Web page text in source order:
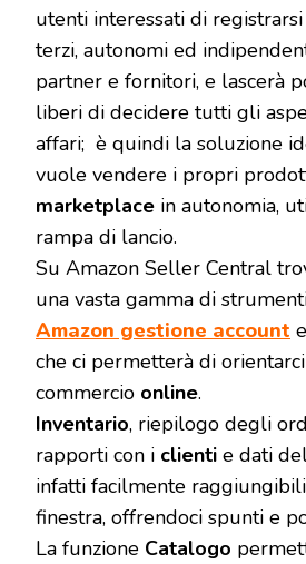
utenti interessati di
terzi, autonomi ed
partner e fornitori, e lascerà
liberi di decidere tutti gli
affari; è quindi la soluzione
vuole vendere i propri
marketplace in autonomia,
rampa di lancio.
Su Amazon Seller Central
una vasta gamma di
Amazon gestione account
che ci permetterà di
commercio online.
Inventario, riepilogo degli
rapporti con i clienti e dati
infatti facilmente
finestra, offrendoci spunti e
La funzione Catalogo